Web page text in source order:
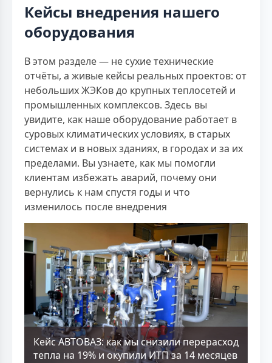
Кейсы внедрения нашего
оборудования
В этом разделе — не сухие технические
отчёты, а живые кейсы реальных проектов: от
небольших ЖЭКов до крупных теплосетей и
промышленных комплексов. Здесь вы
увидите, как наше оборудование работает в
суровых климатических условиях, в старых
системах и в новых зданиях, в городах и за их
пределами. Вы узнаете, как мы помогли
клиентам избежать аварий, почему они
вернулись к нам спустя годы и что
изменилось после внедрения
Кейс АВТОВАЗ: как мы снизили перерасход
тепла на 19% и окупили ИТП за 14 месяцев